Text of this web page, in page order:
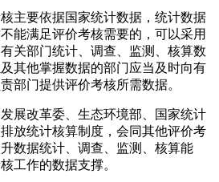
主要依据国家统计数据，统计数据
能满足评价考核需要的，可以采用
关部门统计、调查、监测、核算数
其他掌握数据的部门应当及时向有
部门提供评价考核所需数据。
展改革委、生态环境部、国家统计
放统计核算制度，会同其他评价考
数据统计、调查、监测、核算能
工作的数据支撑。